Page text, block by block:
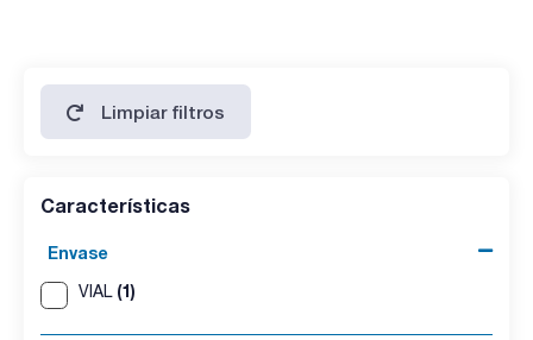
Limpiar filtros
Características
Envase
VIAL (1)